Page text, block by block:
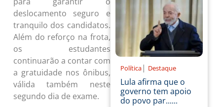
deslocamento seguro e
tranquilo dos candidatos.
Além do reforço na frota,
os estudantes
continuarão a contar com
a gratuidade nos ônibus,
válida também neste
segundo dia de exame.
Política | Destaque
Lula afirma que o
governo tem apoio
do povo par......